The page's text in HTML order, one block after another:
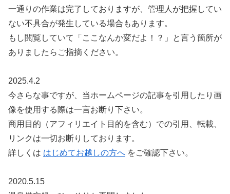
一通りの作業は完了しておりますが、管理人が把握してい
ない不具合が発生している場合もあります。
もし閲覧していて「ここなんか変だよ！？」と言う箇所が
ありましたらご指摘ください。
2025.4.2
今さらな事ですが、当ホームページの記事を引用したり画
像を使用する際は一言お断り下さい。
商用目的（アフィリエイト目的を含む）での引用、転載、
リンクは一切お断りしております。
詳しくは はじめてお越しの方へ をご確認下さい。
2020.5.15